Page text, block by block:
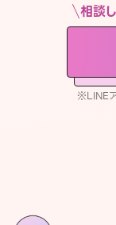
相談
※LINE